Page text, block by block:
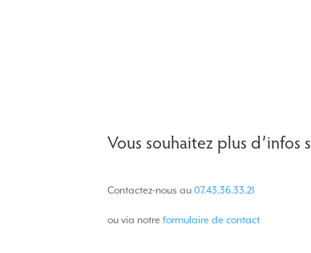
Vous souhaitez plus d’infos
Contactez-nous au07.43.36.33.21
ou via notreformulaire de contact